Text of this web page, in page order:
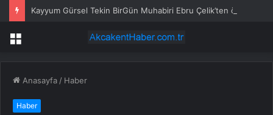
Menü
Anasayfa / Haber
Haber